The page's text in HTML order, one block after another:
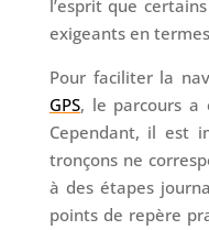
l’esprit que
exigeants en
Pour faciliter la
GPS, le parcours a
Cependant, il est
tronçons ne
à des étapes
points de repère